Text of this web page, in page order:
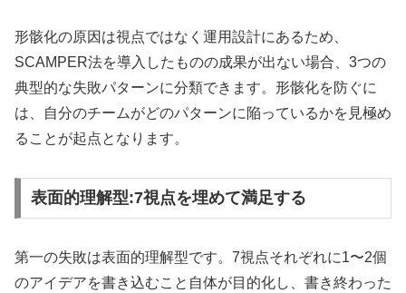
形骸化の原因は視点ではなく運用設計にあるため、
SCAMPER法を導入したものの成果が出ない場合、3つの
典型的な失敗パターンに分類できます。形骸化を防ぐに
は、自分のチームがどのパターンに陥っているかを見極め
ることが起点となります。
表面的理解型:7視点を埋めて満足する
第一の失敗は表面的理解型です。7視点それぞれに1〜2個
のアイデアを書き込むこと自体が目的化し、書き終わった